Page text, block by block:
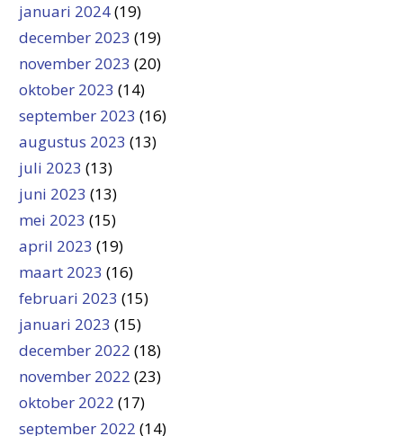
januari 2024(19)
december 2023 (19)
november 2023 (20)
oktober 2023 (14)
september 2023 (16)
augustus 2023 (13)
juli 2023 (13)
juni 2023 (13)
mei 2023 (15)
april 2023 (19)
maart 2023 (16)
februari 2023 (15)
januari 2023 (15)
december 2022 (18)
november 2022 (23)
oktober 2022 (17)
september 2022 (14)